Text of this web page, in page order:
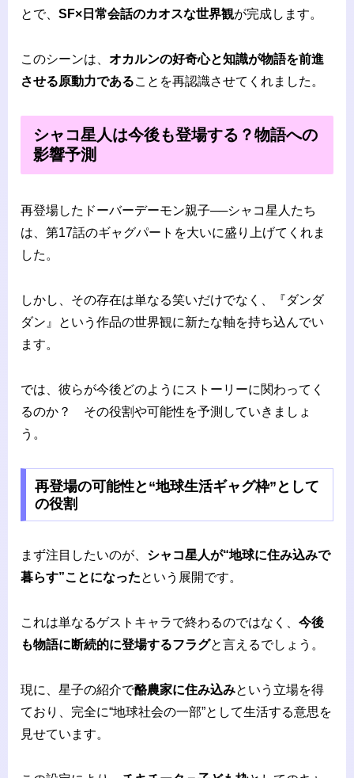
とで、 SF×日常会話のカオスな世界観が完成します。
このシーンは、 オカルンの好奇心と知識が物語を前進
させる原動力であることを再認識させてくれました。
シャコ星人は今後も登場する？物語への
影響予測
再登場したドーバーデーモン親子──シャコ星人たち
は、第17話のギャグパートを大いに盛り上げてくれま
した。
しかし、その存在は単なる笑いだけでなく、『ダンダ
ダン』という作品の世界観に新たな軸を持ち込んでい
ます。
では、彼らが今後どのようにストーリーに関わってく
るのか？ その役割や可能性を予測していきましょ
う。
再登場の可能性と“地球生活ギャグ枠”として
の役割
まず注目したいのが、 シャコ星人が“地球に住み込みで
暮らす”ことになったという展開です。
これは単なるゲストキャラで終わるのではなく、 今後
も物語に断続的に登場するフラグと言えるでしょう。
現に、星子の紹介で酪農家に住み込みという立場を得
ており、完全に“地球社会の一部”として生活する意思を
見せています。